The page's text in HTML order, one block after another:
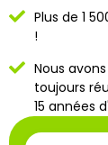
Plus de 1
!
Nous
toujours
15 années